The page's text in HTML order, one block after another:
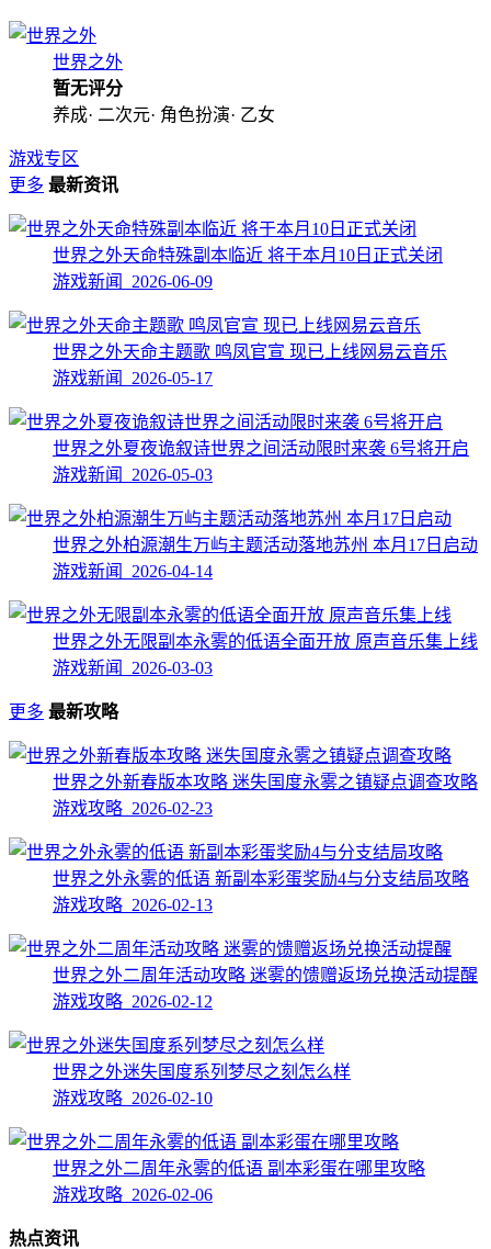
世界之外
暂无评分
养成· 二次元· 角色扮演· 乙女
游戏专区
更多 最新资讯
世界之外天命特殊副本临近 将于本月10日正式关闭
游戏新闻 2026-06-09
世界之外天命主题歌 鸣凤官宣 现已上线网易云音乐
游戏新闻 2026-05-17
世界之外夏夜诡叙诗世界之间活动限时来袭 6号将开启
游戏新闻 2026-05-03
世界之外柏源潮生万屿主题活动落地苏州 本月17日启动
游戏新闻 2026-04-14
世界之外无限副本永雾的低语全面开放 原声音乐集上线
游戏新闻 2026-03-03
更多 最新攻略
世界之外新春版本攻略 迷失国度永雾之镇疑点调查攻略
游戏攻略 2026-02-23
世界之外永雾的低语 新副本彩蛋奖励4与分支结局攻略
游戏攻略 2026-02-13
世界之外二周年活动攻略 迷雾的馈赠返场兑换活动提醒
游戏攻略 2026-02-12
世界之外迷失国度系列梦尽之刻怎么样
游戏攻略 2026-02-10
世界之外二周年永雾的低语 副本彩蛋在哪里攻略
游戏攻略 2026-02-06
热点资讯